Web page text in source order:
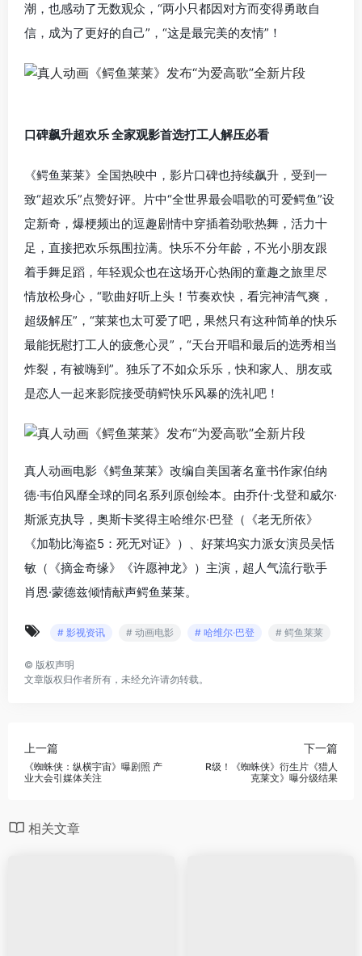
潮，也感动了无数观众，“两小只都因对方而变得勇敢自
信，成为了更好的自己”，“这是最完美的友情”！
口碑飙升超欢乐 全家观影首选打工人解压必看
《鳄鱼莱莱》全国热映中，影片口碑也持续飙升，受到一
致“超欢乐”点赞好评。片中“全世界最会唱歌的可爱鳄鱼”设
定新奇，爆梗频出的逗趣剧情中穿插着劲歌热舞，活力十
足，直接把欢乐氛围拉满。快乐不分年龄，不光小朋友跟
着手舞足蹈，年轻观众也在这场开心热闹的童趣之旅里尽
情放松身心，“歌曲好听上头！节奏欢快，看完神清气爽，
超级解压”，“莱莱也太可爱了吧，果然只有这种简单的快乐
最能抚慰打工人的疲惫心灵”，“天台开唱和最后的选秀相当
炸裂，有被嗨到”。独乐了不如众乐乐，快和家人、朋友或
是恋人一起来影院接受萌鳄快乐风暴的洗礼吧！
真人动画电影《鳄鱼莱莱》改编自美国著名童书作家伯纳
德·韦伯风靡全球的同名系列原创绘本。由乔什·戈登和威尔·
斯派克执导，奥斯卡奖得主哈维尔·巴登（《老无所依》
《加勒比海盗5：死无对证》）、好莱坞实力派女演员吴恬
敏（《摘金奇缘》《许愿神龙》）主演，超人气流行歌手
肖恩·蒙德兹倾情献声鳄鱼莱莱。
# 影视资讯 # 动画电影 # 哈维尔·巴登 # 鳄鱼莱莱
© 版权声明
文章版权归作者所有，未经允许请勿转载。
上一篇
《蜘蛛侠：纵横宇宙》曝剧照 产
业大会引媒体关注
下一篇
R级！《蜘蛛侠》衍生片《猎人
克莱文》曝分级结果
相关文章